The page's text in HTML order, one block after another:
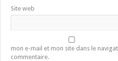
Site web
mon e-mail et mon site dans le
commentaire.